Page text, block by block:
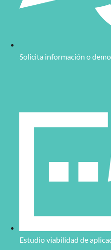
Solicita información o
Estudio viabilidad de